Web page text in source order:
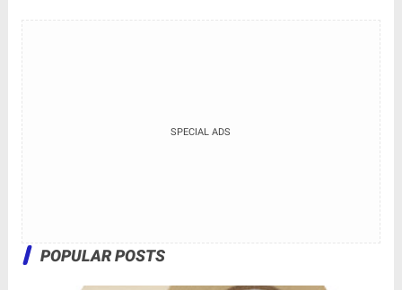
SPECIAL ADS
POPULAR POSTS